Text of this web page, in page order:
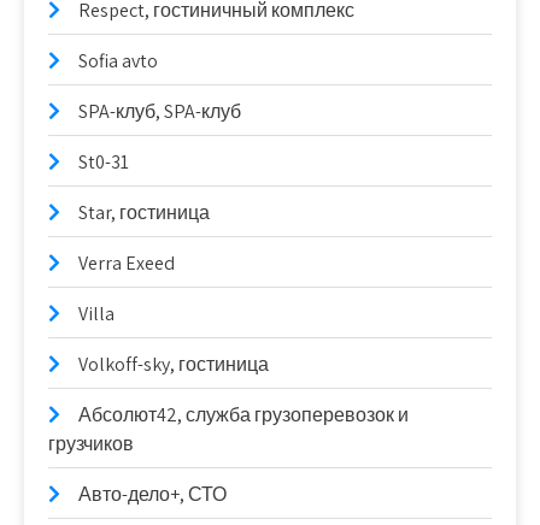
Respect, гостиничный комплекс
Sofia avto
SPA-клуб, SPA-клуб
St0-31
Star, гостиница
Verra Exeed
Villa
Volkoff-sky, гостиница
Абсолют42, служба грузоперевозок и
грузчиков
Авто-дело+, СТО